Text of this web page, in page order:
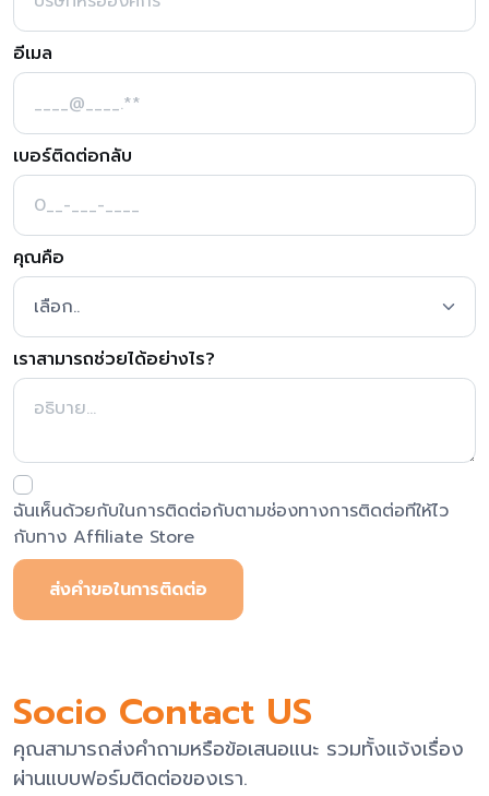
อีเมล
เบอร์ติดต่อกลับ
คุณคือ
เราสามารถช่วยได้อย่างไร?
ฉันเห็นด้วยกับในการติดต่อกับตามช่องทางการติดต่อทีให้ไว
กับทาง Affiliate Store
ส่งคำขอในการติดต่อ
Socio Contact US
คุณสามารถส่งคำถามหรือข้อเสนอแนะ รวมทั้งแจ้งเรื่อง
ผ่านแบบฟอร์มติดต่อของเรา.